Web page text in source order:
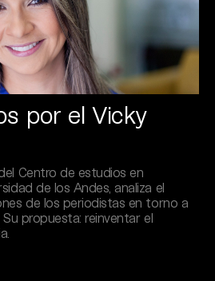
por el Vicky
Centro de estudios en
de los Andes, analiza el
de los periodistas en torno a
propuesta: reinventar el